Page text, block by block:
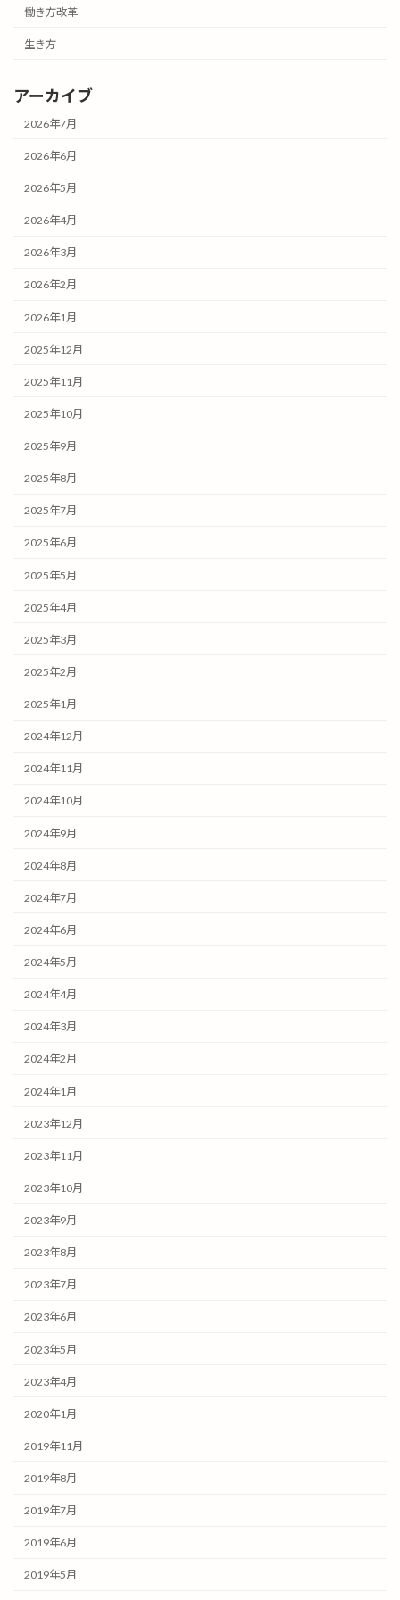
働き方改革
生き方
アーカイブ
2026年7月
2026年6月
2026年5月
2026年4月
2026年3月
2026年2月
2026年1月
2025年12月
2025年11月
2025年10月
2025年9月
2025年8月
2025年7月
2025年6月
2025年5月
2025年4月
2025年3月
2025年2月
2025年1月
2024年12月
2024年11月
2024年10月
2024年9月
2024年8月
2024年7月
2024年6月
2024年5月
2024年4月
2024年3月
2024年2月
2024年1月
2023年12月
2023年11月
2023年10月
2023年9月
2023年8月
2023年7月
2023年6月
2023年5月
2023年4月
2020年1月
2019年11月
2019年8月
2019年7月
2019年6月
2019年5月